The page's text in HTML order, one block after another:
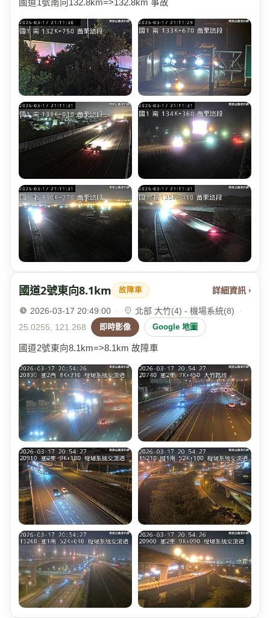
國道1號南向132.8km=>132.8km 事故
國道2號東向8.1km 故障車 詳細資訊 ›
2026-03-17 20:49:00 · 北部 大竹(4) - 機場系統(8)
·
25.0255, 121.268
即時影像 Google 地圖
國道2號東向8.1km=>8.1km 故障車